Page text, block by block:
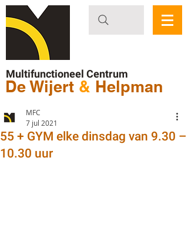
Multifunctioneel Centrum
De Wijert & Helpman
55 + GYM elke dinsdag van 9.30 –
10.30 uur
MFC
7 jul 2021